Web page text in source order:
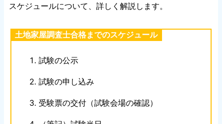
スケジュールについて、詳しく解説します。
土地家屋調査士合格までのスケジュール
試験の公示
試験の申し込み
受験票の交付（試験会場の確認）